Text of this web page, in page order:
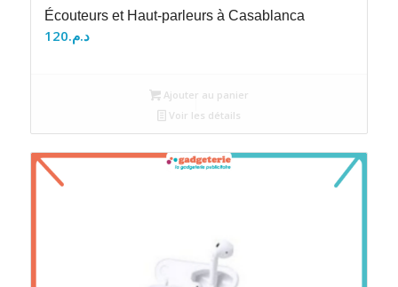
Écouteurs et Haut-parleurs à Casablanca
د.م.120
Ajouter au panier
Voir les détails